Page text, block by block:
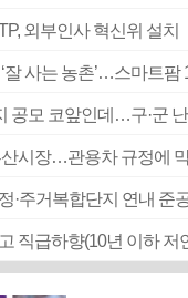
외부인사 혁신위 설치
잘 사는 농촌’…스마트팜
공모 코앞인데…구·군 난
시장…관용차 규정에
·주거복합단지 연내 준